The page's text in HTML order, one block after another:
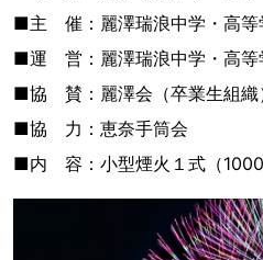
■主 催：麗澤瑞浪中学・高
■運 営：麗澤瑞浪中学・高
■協 賛：麗澤会（卒業生組織
■協 力：恵奈手筒会
■内 容：小型煙火１式（1000